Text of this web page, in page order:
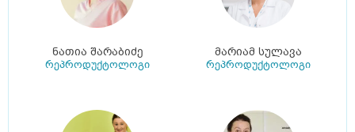
ნათია შარაბიძე
რეპროდუქტოლოგი
მარიამ სულავა
რეპროდუქტოლოგი